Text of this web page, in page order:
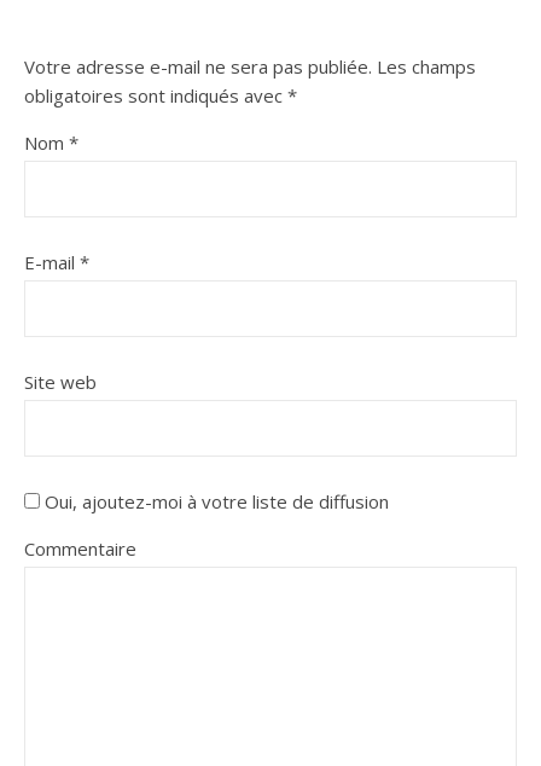
Votre adresse e-mail ne sera pas publiée. Les champs
obligatoires sont indiqués avec *
Nom *
E-mail *
Site web
Oui, ajoutez-moi à votre liste de diffusion
Commentaire